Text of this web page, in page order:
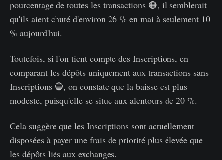
pourcentage de toutes les transactions 🟠, il semblerait
qu'ils aient chuté d'environ 26 % en mai à seulement 10
% aujourd'hui.
Toutefois, si l'on tient compte des Inscriptions, en
comparant les dépôts uniquement aux transactions sans
Inscriptions 🔵, on constate que la baisse est plus
modeste, puisqu'elle se situe aux alentours de 20 %.
Cela suggère que les Inscriptions sont actuellement
disposées à payer une frais de priorité plus élevée que
les dépôts liés aux exchanges.